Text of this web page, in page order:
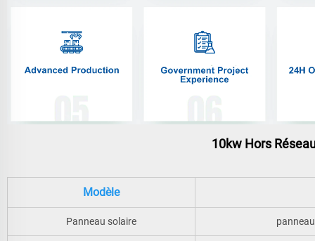
10kw Hors
Modèle
Panneau solaire